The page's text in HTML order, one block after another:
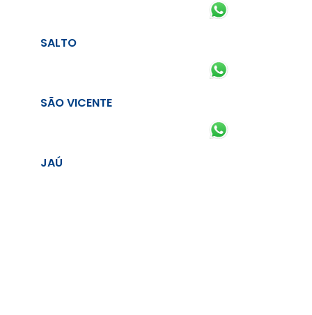
SALTO
SÃO VICENTE
JAÚ